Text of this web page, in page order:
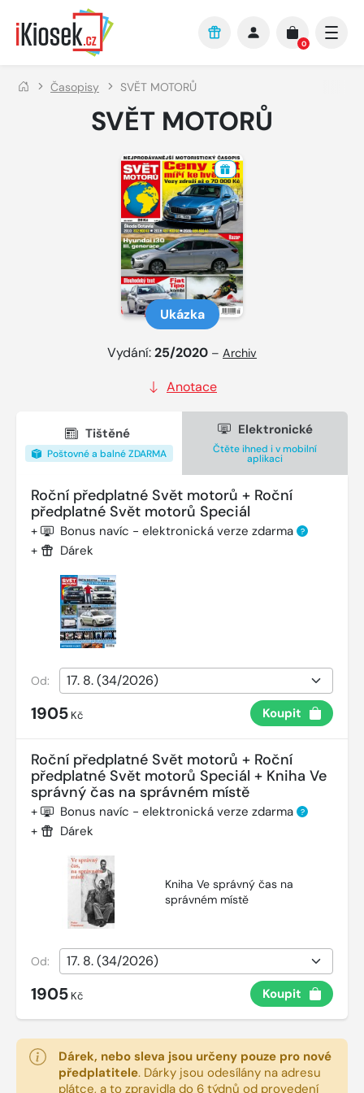
Přejít na hlavní obsah
0
Časopisy SVĚT MOTORŮ
SVĚT MOTORŮ
Ukázka
Vydání:25/2020 – Archiv
Anotace
Tištěné
Poštovné a balné ZDARMA
Elektronické
Čtěte ihned i v mobilní
aplikaci
Roční předplatné Svět motorů + Roční
předplatné Svět motorů Speciál
+ Bonus navíc - elektronická verze zdarma ?
+ Dárek
Od:
1905 Kč Koupit
Roční předplatné Svět motorů + Roční
předplatné Svět motorů Speciál + Kniha Ve
správný čas na správném místě
+ Bonus navíc - elektronická verze zdarma ?
+ Dárek
Kniha Ve správný čas na
správném místě
Od:
1905 Kč Koupit
Dárek, nebo sleva jsou určeny pouze pro nové
předplatitele. Dárky jsou odesílány na adresu
plátce, a to zpravidla do 6 týdnů od provedení